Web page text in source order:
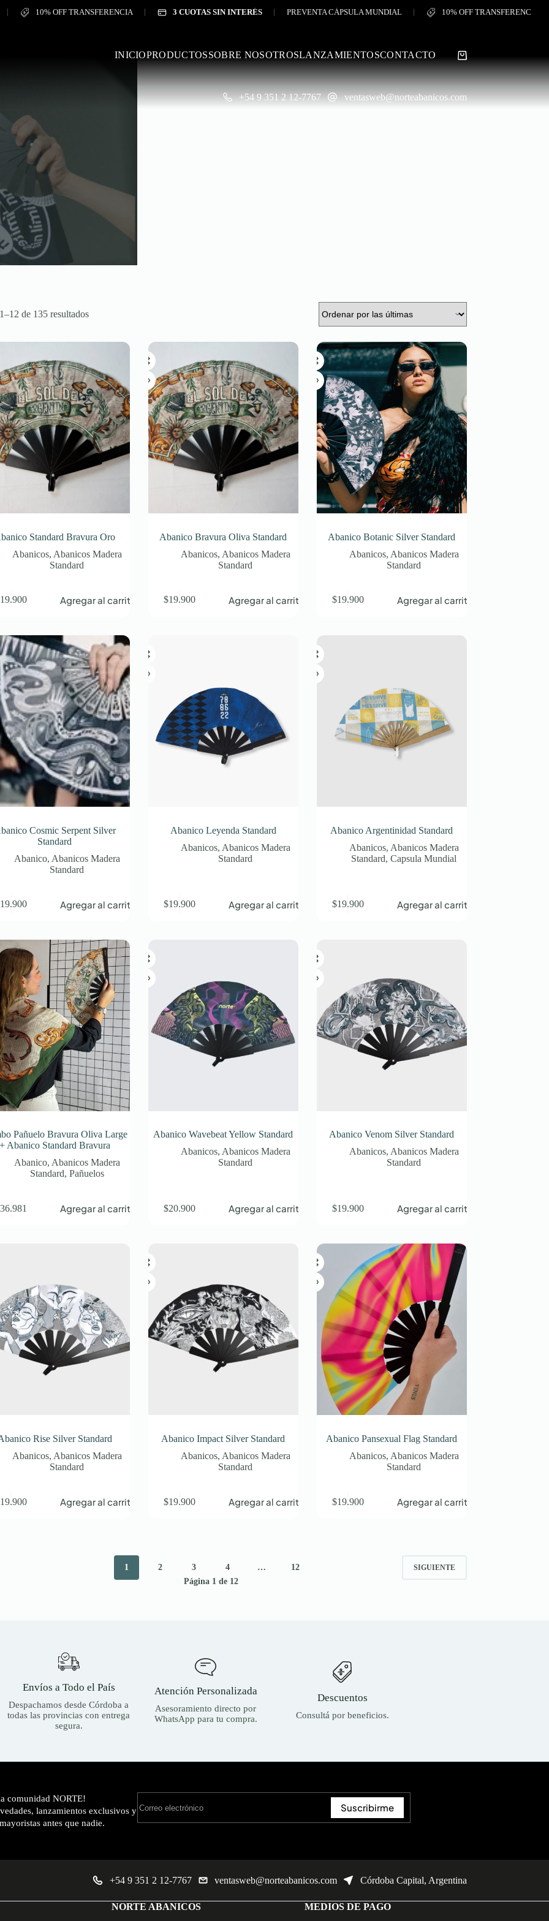
10% OFF TRANSFERENCIA 3 CUOTAS SIN INTERÉS PREVENTA CÁPSULA MUNDIAL 10% OFF TRANSFERENCIA
INICIOPRODUCTOSSOBRE NOSOTROSLANZAMIENTOSCONTACTO
Shopping
cart
+54 9 351 2 12-7767 ventasweb@norteabanicos.com
de 135 resultadosSorted
Standard Bravura Oro
Abanicos, Abanicos Madera
Standard
19.900 Agregar al carrito
Abanico Bravura Oliva Standard
Abanicos, Abanicos Madera
Standard
$19.900 Agregar al carrito
Abanico Botanic Silver Standard
Abanicos, Abanicos Madera
Standard
$19.900 Agregar al carrito
Cosmic Serpent Silver
Standard
Abanico, Abanicos Madera
Standard
19.900 Agregar al carrito
Abanico Leyenda Standard
Abanicos, Abanicos Madera
Standard
$19.900 Agregar al carrito
Abanico Argentinidad Standard
Abanicos, Abanicos Madera
Standard,Capsula Mundial
$19.900 Agregar al carrito
Pañuelo Bravura Oliva Large
Abanico Standard Bravura
Abanico, Abanicos Madera
Standard, Pañuelos
36.981 Agregar al carrito
Abanico Wavebeat Yellow Standard
Abanicos, Abanicos Madera
Standard
$20.900 Agregar al carrito
Abanico Venom Silver Standard
Abanicos, Abanicos Madera
Standard
$19.900 Agregar al carrito
Rise Silver Standard
Abanicos, Abanicos Madera
Standard
19.900 Agregar al carrito
Abanico Impact Silver Standard
Abanicos, Abanicos Madera
Standard
$19.900 Agregar al carrito
Abanico Pansexual Flag Standard
Abanicos, Abanicos Madera
Standard
$19.900 Agregar al carrito
1 2 3 4 … 12 SIGUIENTE
Página 1 de 12
Envíos a Todo el País
Despachamos desde Córdoba a
todas las provincias con entrega
segura.
Atención Personalizada
Asesoramiento directo por
WhatsApp para tu compra.
Descuentos
Consultá por beneficios.
comunidad NORTE!
lanzamientos exclusivos y
antes que nadie.
Suscribirme
+54 9 351 2 12-7767 ventasweb@norteabanicos.com Córdoba Capital, Argentina
NORTE ABANICOS MEDIOS DE PAGO